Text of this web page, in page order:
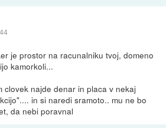
je prostor na racunalniku tvoj, domeno
kamorkoli...
clovek najde denar in placa v nekaj
in si naredi sramoto.. mu ne bo
da nebi poravnal